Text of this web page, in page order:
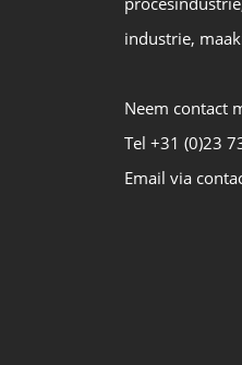
industrie,
Neem contact
Tel +31 (0)23
Email via